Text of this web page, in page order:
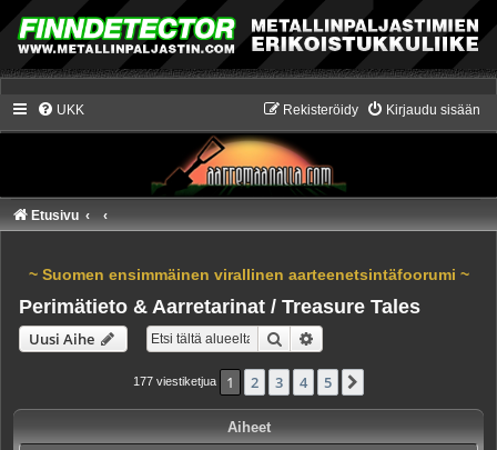
UKK Kirjaudu sisään
Rekisteröidy
Etusivu
~ Suomen ensimmäinen virallinen aarteenetsintäfoorumi ~
Perimätieto & Aarretarinat / Treasure Tales
Uusi Aihe Etsi
177 viestiketjua 1 2 3 4 5
Aiheet